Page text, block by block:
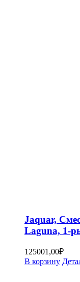
Jaquar,
Laguna, 1-
125001,00₽
В корзину